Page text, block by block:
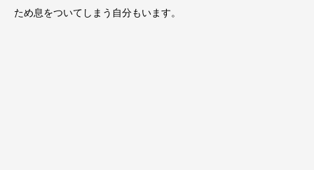
ため息をついてしまう自分もいます。